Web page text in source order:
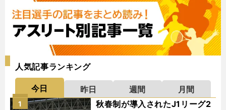
人気記事ランキング
今日 昨日 週間
月間
秋春制が導入されたJ1リーグ2
1